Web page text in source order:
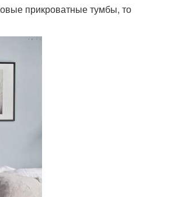
прикроватные тумбы, то